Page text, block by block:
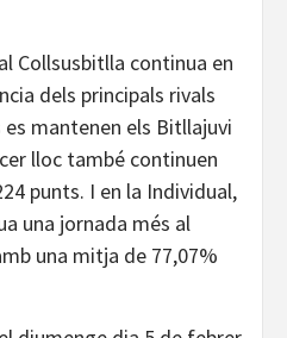
Collsusbitlla continua en
dels principals rivals
mantenen els Bitllajuvi
lloc també continuen
punts. I en la Individual,
una jornada més al
una mitja de 77,07%